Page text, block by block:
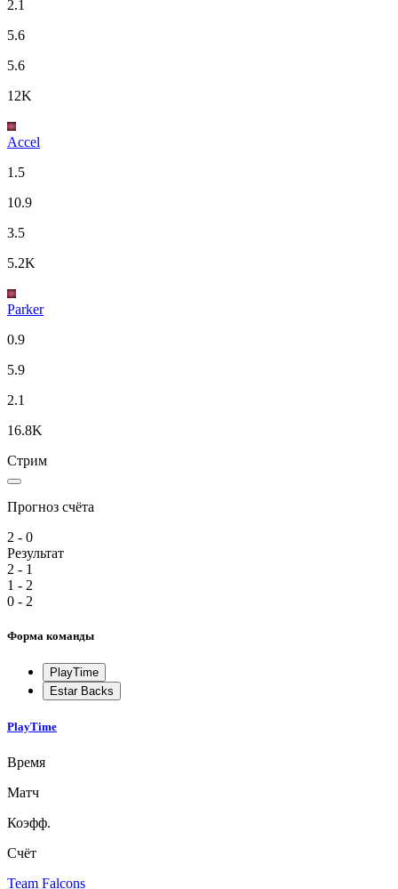
2.1
5.6
5.6
12K
Accel
1.5
10.9
3.5
5.2K
Parker
0.9
5.9
2.1
16.8K
Стрим
Прогноз счёта
2 - 0
Результат
2 - 1
1 - 2
0 - 2
Форма команды
PlayTime
Estar Backs
PlayTime
Время
Матч
Коэфф.
Счёт
Team Falcons